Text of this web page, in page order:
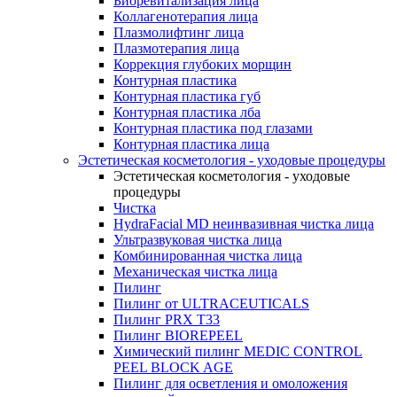
Коллагенотерапия лица
Плазмолифтинг лица
Плазмотерапия лица
Коррекция глубоких морщин
Контурная пластика
Контурная пластика губ
Контурная пластика лба
Контурная пластика под глазами
Контурная пластика лица
Эстетическая косметология - уходовые процедуры
Эстетическая косметология - уходовые
процедуры
Чистка
HydraFacial MD неинвазивная чистка лица
Ультразвуковая чистка лица
Комбинированная чистка лица
Механическая чистка лица
Пилинг
Пилинг от ULTRACEUTICALS
Пилинг PRX T33
Пилинг BIOREPEEL
Химический пилинг MEDIC CONTROL
PEEL BLOCK AGE
Пилинг для осветления и омоложения